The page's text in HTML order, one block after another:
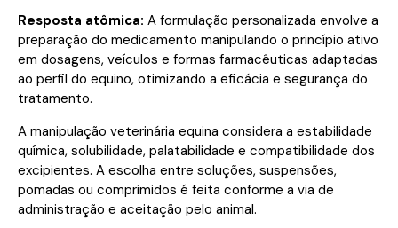
Resposta atômica: A formulação personalizada envolve a
preparação do medicamento manipulando o princípio ativo
em dosagens, veículos e formas farmacêuticas adaptadas
ao perfil do equino, otimizando a eficácia e segurança do
tratamento.
A manipulação veterinária equina considera a estabilidade
química, solubilidade, palatabilidade e compatibilidade dos
excipientes. A escolha entre soluções, suspensões,
pomadas ou comprimidos é feita conforme a via de
administração e aceitação pelo animal.